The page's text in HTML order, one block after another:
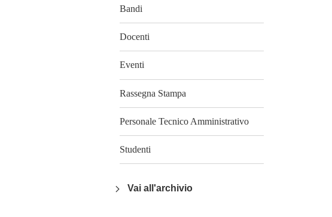
Bandi
Docenti
Eventi
Rassegna Stampa
Personale Tecnico Amministrativo
Studenti
Vai all'archivio